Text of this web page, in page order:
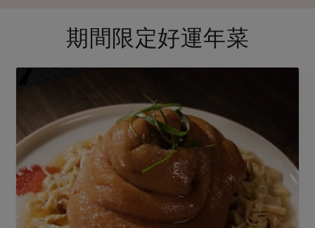
個人清潔
最新產品
優惠專區
素食專區
養身食補
節慶大餐
高麗菜海鮮煎餅
2024農業發展計畫年度報告
把最好的台灣味帶回家！
典藏閱覽室
媒體報導
下載專區
地區活動
期間限定好運年菜